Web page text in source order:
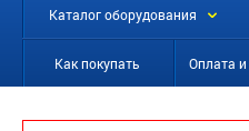
Каталог оборудования
Как покупать Оплата и